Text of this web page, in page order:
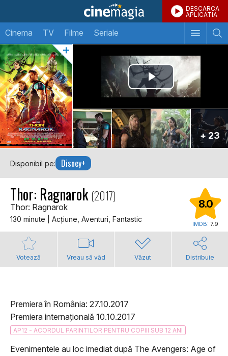
DESCARCA
APLICATIA
Cinema TV Filme Seriale
+ 23
Disponibil pe: Disney+
Thor: Ragnarok(2017)
Thor: Ragnarok
130 minute | Acţiune, Aventuri, Fantastic
8.0
IMDB: 7.9
Votează Vreau să văd Văzut Distribuie
Premiera în România: 27.10.2017
Premiera internațională 10.10.2017
AP12 - ACORDUL PARINTILOR PENTRU COPIII SUB 12 ANI
Evenimentele au loc imediat după The Avengers: Age of